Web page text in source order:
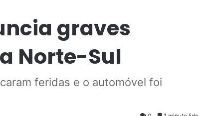
graves
Norte-Sul
feridas e o automóvel foi